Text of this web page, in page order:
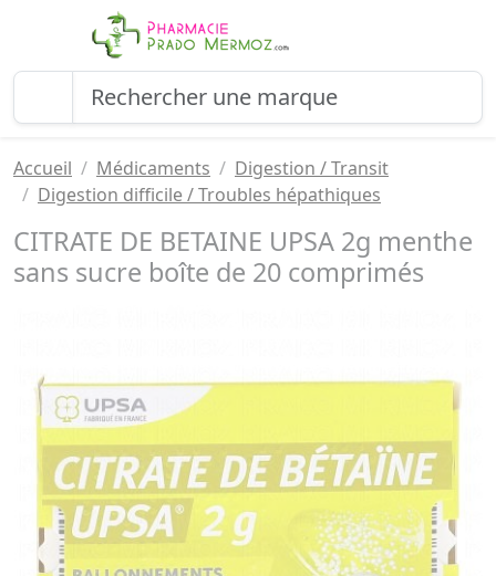
Accueil Médicaments
Digestion / Transit
Digestion difficile / Troubles hépathiques
CITRATE DE BETAINE UPSA 2g menthe
sans sucre boîte de 20 comprimés